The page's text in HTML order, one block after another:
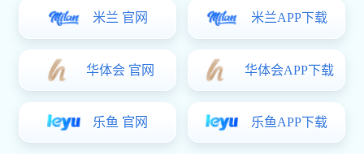
规格：按客户要求定制生产
款式：按客户要求定制生产
产品·优势